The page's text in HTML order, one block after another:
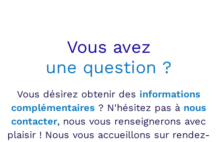
Vous avez
une question ?
Vous désirez obtenir des informations
complémentaires ? N'hésitez pas à nous
contacter, nous vous renseignerons avec
plaisir ! Nous vous accueillons sur rendez-